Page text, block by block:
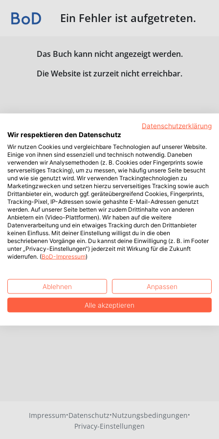
Ein Fehler ist aufgetreten.
Das Buch kann nicht angezeigt werden.
Die Website ist zurzeit nicht erreichbar.
Impressum·Datenschutz·Nutzungsbedingungen·
Privacy-Einstellungen
Datenschutzerklärung
Wir respektieren den Datenschutz
Wir nutzen Cookies und vergleichbare Technologien auf unserer Website.
Einige von ihnen sind essenziell und technisch notwendig. Daneben
verwenden wir Analysemethoden (z. B. Cookies oder Fingerprints sowie
serverseitiges Tracking), um zu messen, wie häufig unsere Seite besucht
und wie sie genutzt wird. Wir verwenden Trackingtechnologien zu
Marketingzwecken und setzen hierzu serverseitiges Tracking sowie auch
Drittanbieter ein, wodurch ggf. geräteübergreifend Cookies, Fingerprints,
Tracking-Pixel, IP-Adressen sowie gehashte E-Mail-Adressen genutzt
werden. Auf unserer Seite betten wir zudem Drittinhalte von anderen
Anbietern ein (Video-Plattformen). Wir haben auf die weitere
Datenverarbeitung und ein etwaiges Tracking durch den Drittanbieter
keinen Einfluss. Mit deiner Einstellung willigst du in die oben
beschriebenen Vorgänge ein. Du kannst deine Einwilligung (z. B. im Footer
unter „Privacy-Einstellungen“) jederzeit mit Wirkung für die Zukunft
widerrufen. (BoD-Impressum)
Ablehnen Anpassen
Alle akzeptieren